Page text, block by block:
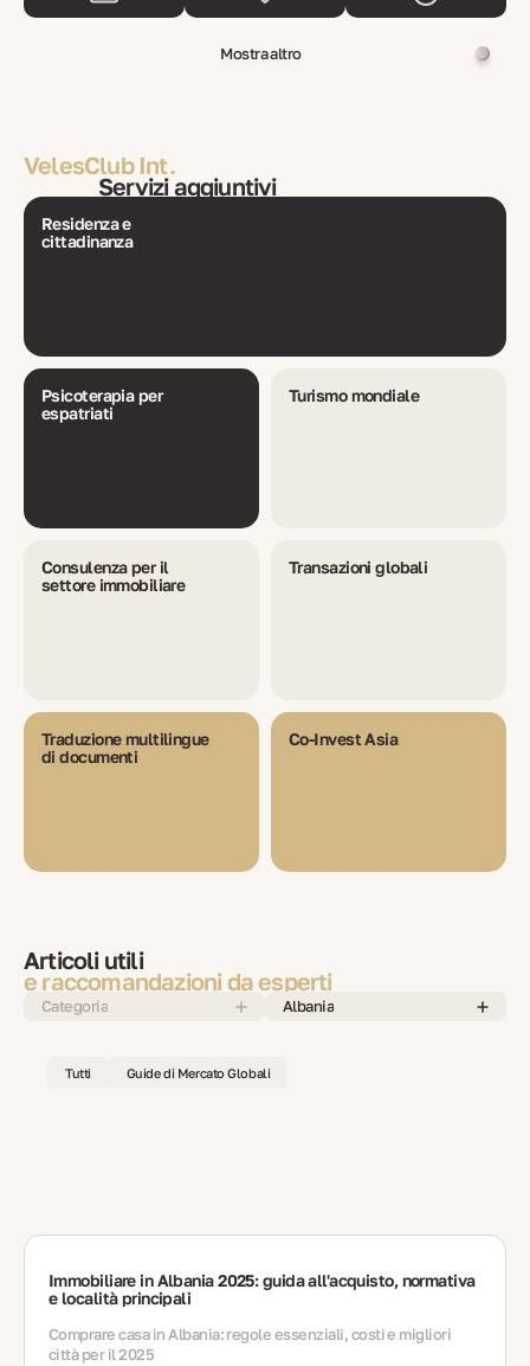
Mostra altro
VelesClub Int.
Servizi aggiuntivi
Residenza e
cittadinanza
Psicoterapia per
espatriati
Turismo mondiale
Consulenza per il
settore immobiliare
Transazioni globali
Traduzione multilingue
di documenti
Co-Invest Asia
Articoli utili
e raccomandazioni da esperti
Categoria Albania
Tutti Guide di Mercato Globali
Immobiliare in Albania 2025: guida all'acquisto, normativa
e località principali
Comprare casa in Albania: regole essenziali, costi e migliori
città per il 2025